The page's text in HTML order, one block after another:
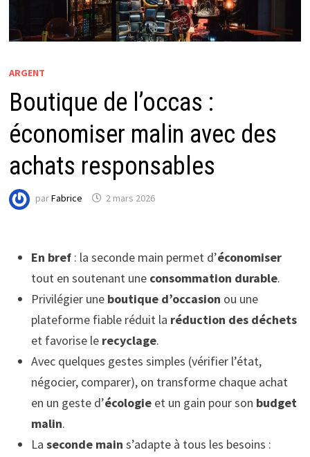
ARGENT
Boutique de l’occas :
économiser malin avec des
achats responsables
parFabrice 2 mars 2026
En bref: la seconde main permet d’économiser
tout en soutenant une consommation durable.
Privilégier une boutique d’occasion ou une
plateforme fiable réduit la réduction des déchets
et favorise le recyclage.
Avec quelques gestes simples (vérifier l’état,
négocier, comparer), on transforme chaque achat
en un geste d’écologieet un gain pour son budget
malin.
La seconde main s’adapte à tous les besoins :